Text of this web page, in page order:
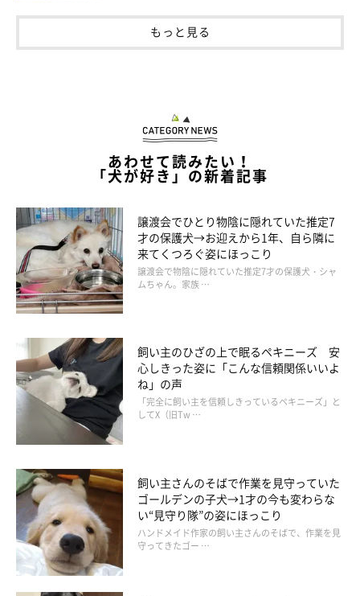
「イタズラはその一度きりでしたが、今は自分の気持ちを伝える
なってきました。
自分にも食べ物を運んでほしくて決まってお店の方に笑いかけて
シニア期を迎えているみくちゃんへの思い
もっと見る
あわせて読みたい！
「犬が好き」の新着記事
譲渡会でひとり物陰に隠れていた推定7
才の保護犬→お迎えから1年、自ら隣に
来てくつろぐ姿にほっこり
譲渡会で物陰に隠れていた推定7才の保護犬・シャ
ムちゃん。家族 …
飼い主のひざの上で眠るペキニーズ 安
心しきった姿に「こんな信頼関係いいよ
ね」の声
「完全に飼い主を信頼しきっているペキニーズ」と
してX（旧Tw …
飼い主さんのそばで作業を見守っていた
ゴールデンの子犬→1才の今も変わらな
い“見守り隊”の姿にほっこり
ハンドメイド作家の飼い主さんのそばで、作業を見
守ってきたゴー …